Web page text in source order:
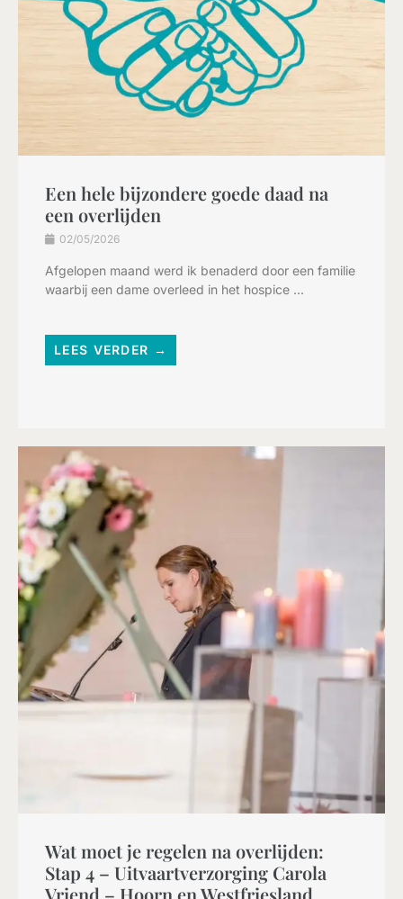
Een hele bijzondere goede daad na
een overlijden
02/05/2026
Afgelopen maand werd ik benaderd door een familie
waarbij een dame overleed in het hospice ...
LEES VERDER →
Wat moet je regelen na overlijden:
Stap 4 – Uitvaartverzorging Carola
Vriend – Hoorn en Westfriesland